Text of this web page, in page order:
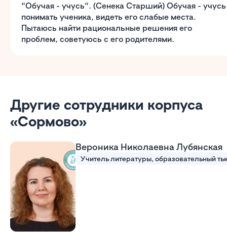
"Обучая - учусь". (Сенека Старший) Обучая - учусь
понимать ученика, видеть его слабые места.
Пытаюсь найти рациональные решения его
проблем, советуюсь с его родителями.
Другие сотрудники корпуса
«Сормово»
Вероника Николаевна Лубянская